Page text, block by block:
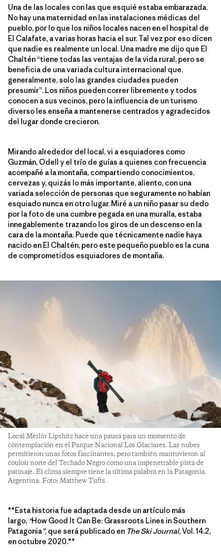
Una de las locales con las que esquié estaba embarazada.
No hay una maternidad en las instalaciones médicas del
pueblo, por lo que los niños locales nacen en el hospital de
El Calafate, a varias horas hacia el sur. Tal vez por eso dicen
que nadie es realmente un local. Una madre me dijo que El
Chaltén “tiene todas las ventajas de la vida rural, pero se
beneficia de una variada cultura internacional que,
generalmente, solo las grandes ciudades pueden
presumir”. Los niños pueden correr libremente y todos
conocen a sus vecinos, pero la influencia de un turismo
diverso les enseña a mantenerse centrados y agradecidos
del lugar donde crecieron.
Mirando alrededor del local, vi a esquiadores como
Guzmán, Odell y el trío de guías a quienes con frecuencia
acompañé a la montaña, compartiendo conocimientos,
cervezas y, quizás lo más importante, aliento, con una
variada selección de personas que seguramente no habían
esquiado nunca en otro lugar. Miré a un niño pasar su dedo
por la foto de una cumbre pegada en una muralla, estaba
innegablemente trazando los giros de un descenso en la
cara de la montaña. Puede que técnicamente nadie haya
nacido en El Chaltén, pero este pequeño pueblo es la cuna
de comprometidos esquiadores de montaña.
Local Merlín Lipshitz hace una pausa para un momento de
contemplación en el Parque Nacional Los Glaciares. Las nubes
permitieron unas fotos fascinantes, pero también mantuvieron al
couloir norte del Techado Negro como una impenetrable pista de
patinaje. El clima siempre tiene la última palabra en la Patagonia.
Argentina. Foto: Matthew Tufts
**Esta historia fue adaptada desde un artículo más
largo, “How Good It Can Be: Grassroots Lines in Southern
Patagonia”, que será publicado en The Ski Journal, Vol. 14.2,
en octubre 2020.**